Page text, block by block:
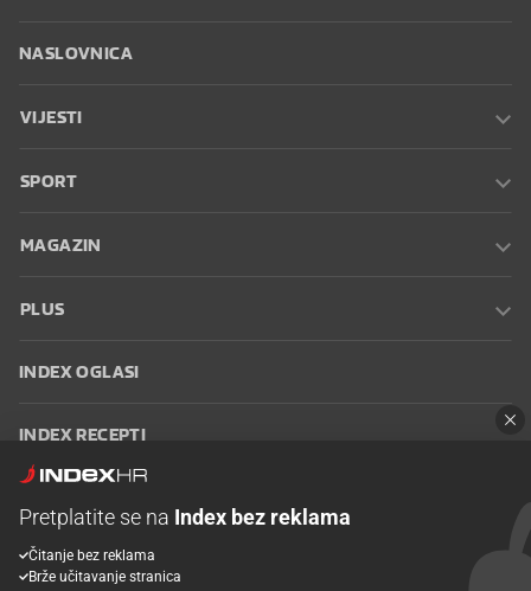
NASLOVNICA
VIJESTI
SPORT
MAGAZIN
PLUS
INDEX OGLASI
INDEX RECEPTI
Oglašavanje Zaposli se na Indexu
korištenja
Postavke kolačića
Pretplatite se na Index bez reklama
Čitanje bez reklama
Brže učitavanje stranica